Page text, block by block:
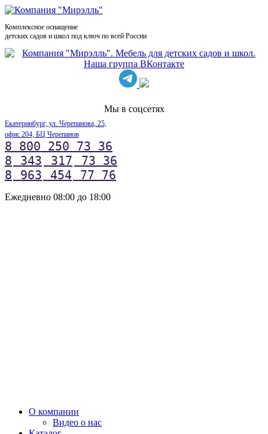
Комплексное оснащение
детских садов и школ под ключ по всей России
Мы в соцсетях
Екатеринбург, ул. Черепанова, 25,
офис 204, БЦ Черепанов
8 800 250 73 36
8
343 317
73 36
8
963 454 77 76
Ежедневно 08:00 до 18:00
О компании
Видео о нас